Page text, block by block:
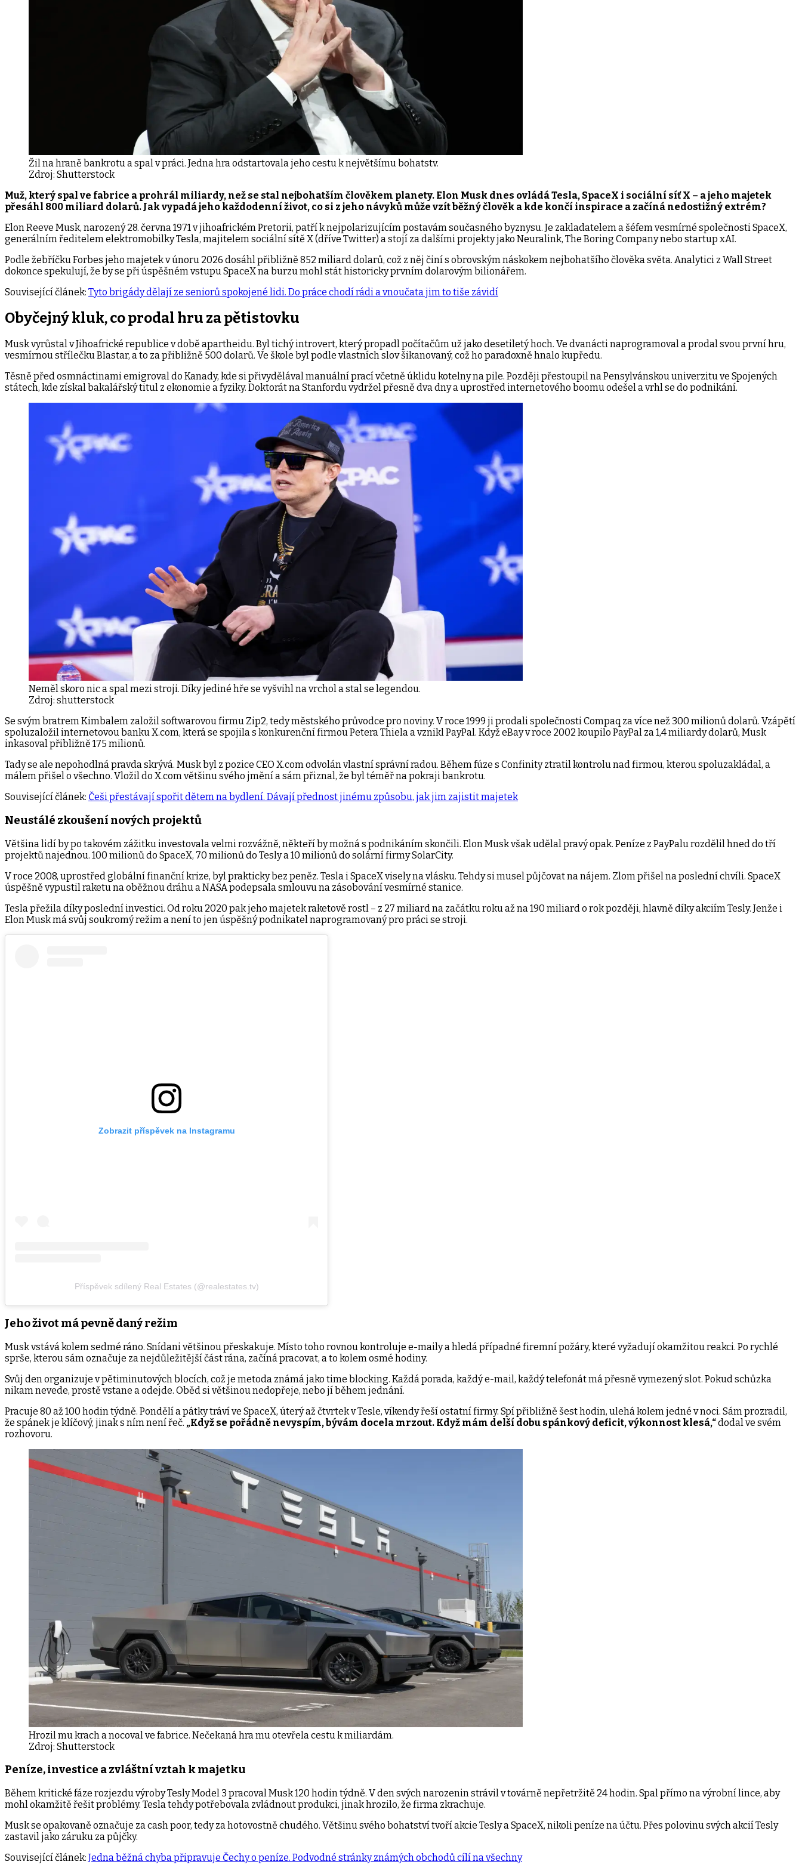
Žil na hraně bankrotu a spal v práci. Jedna hra odstartovala jeho cestu k největšímu bohatstv.
Zdroj: Shutterstock
Muž, který spal ve fabrice a prohrál miliardy, než se stal nejbohatším člověkem planety. Elon Musk dnes ovládá Tesla, SpaceX i sociální síť X – a jeho majetek
přesáhl 800 miliard dolarů. Jak vypadá jeho každodenní život, co si z jeho návyků může vzít běžný člověk a kde končí inspirace a začíná nedostižný extrém?
Elon Reeve Musk, narozený 28. června 1971 v jihoafrickém Pretorii, patří k nejpolarizujícím postavám současného byznysu. Je zakladatelem a šéfem vesmírné společnosti SpaceX,
generálním ředitelem elektromobilky Tesla, majitelem sociální sítě X (dříve Twitter) a stojí za dalšími projekty jako Neuralink, The Boring Company nebo startup xAI.
Podle žebříčku Forbes jeho majetek v únoru 2026 dosáhl přibližně 852 miliard dolarů, což z něj činí s obrovským náskokem nejbohatšího člověka světa. Analytici z Wall Street
dokonce spekulují, že by se při úspěšném vstupu SpaceX na burzu mohl stát historicky prvním dolarovým bilionářem.
Související článek: Tyto brigády dělají ze seniorů spokojené lidi. Do práce chodí rádi a vnoučata jim to tiše závidí
Obyčejný kluk, co prodal hru za pětistovku
Musk vyrůstal v Jihoafrické republice v době apartheidu. Byl tichý introvert, který propadl počítačům už jako desetiletý hoch. Ve dvanácti naprogramoval a prodal svou první hru,
vesmírnou střílečku Blastar, a to za přibližně 500 dolarů. Ve škole byl podle vlastních slov šikanovaný, což ho paradoxně hnalo kupředu.
Těsně před osmnáctinami emigroval do Kanady, kde si přivydělával manuální prací včetně úklidu kotelny na pile. Později přestoupil na Pensylvánskou univerzitu ve Spojených
státech, kde získal bakalářský titul z ekonomie a fyziky. Doktorát na Stanfordu vydržel přesně dva dny a uprostřed internetového boomu odešel a vrhl se do podnikání.
Neměl skoro nic a spal mezi stroji. Díky jediné hře se vyšvihl na vrchol a stal se legendou.
Zdroj: shutterstock
Se svým bratrem Kimbalem založil softwarovou firmu Zip2, tedy městského průvodce pro noviny. V roce 1999 ji prodali společnosti Compaq za více než 300 milionů dolarů. Vzápětí
spoluzaložil internetovou banku X.com, která se spojila s konkurenční firmou Petera Thiela a vznikl PayPal. Když eBay v roce 2002 koupilo PayPal za 1,4 miliardy dolarů, Musk
inkasoval přibližně 175 milionů.
Tady se ale nepohodlná pravda skrývá. Musk byl z pozice CEO X.com odvolán vlastní správní radou. Během fúze s Confinity ztratil kontrolu nad firmou, kterou spoluzakládal, a
málem přišel o všechno. Vložil do X.com většinu svého jmění a sám přiznal, že byl téměř na pokraji bankrotu.
Související článek: Češi přestávají spořit dětem na bydlení. Dávají přednost jinému způsobu, jak jim zajistit majetek
Neustálé zkoušení nových projektů
Většina lidí by po takovém zážitku investovala velmi rozvážně, někteří by možná s podnikáním skončili. Elon Musk však udělal pravý opak. Peníze z PayPalu rozdělil hned do tří
projektů najednou. 100 milionů do SpaceX, 70 milionů do Tesly a 10 milionů do solární firmy SolarCity.
V roce 2008, uprostřed globální finanční krize, byl prakticky bez peněz. Tesla i SpaceX visely na vlásku. Tehdy si musel půjčovat na nájem.​ Zlom přišel na poslední chvíli. SpaceX
úspěšně vypustil raketu na oběžnou dráhu a NASA podepsala smlouvu na zásobování vesmírné stanice.
Tesla přežila díky poslední investici. Od roku 2020 pak jeho majetek raketově rostl – z 27 miliard na začátku roku až na 190 miliard o rok později, hlavně díky akciím Tesly. Jenže i
Elon Musk má svůj soukromý režim a není to jen úspěšný podnikatel naprogramovaný pro práci se stroji.
Zobrazit příspěvek na Instagramu
Příspěvek sdílený Real Estates (@realestates.tv)
Jeho život má pevně daný režim
Musk vstává kolem sedmé ráno. Snídani většinou přeskakuje. Místo toho rovnou kontroluje e-maily a hledá případné firemní požáry, které vyžadují okamžitou reakci. Po rychlé
sprše, kterou sám označuje za nejdůležitější část rána, začíná pracovat, a to kolem osmé hodiny.
Svůj den organizuje v pětiminutových blocích, což je metoda známá jako time blocking. Každá porada, každý e-mail, každý telefonát má přesně vymezený slot. Pokud schůzka
nikam nevede, prostě vstane a odejde. Oběd si většinou nedopřeje, nebo jí během jednání.​
Pracuje 80 až 100 hodin týdně. Pondělí a pátky tráví ve SpaceX, úterý až čtvrtek v Tesle, víkendy řeší ostatní firmy. Spí přibližně šest hodin, ulehá kolem jedné v noci. Sám prozradil,
že spánek je klíčový, jinak s ním není řeč. „Když se pořádně nevyspím, bývám docela mrzout. Když mám delší dobu spánkový deficit, výkonnost klesá,“dodal ve svém
rozhovoru.
Hrozil mu krach a nocoval ve fabrice. Nečekaná hra mu otevřela cestu k miliardám.
Zdroj: Shutterstock
Peníze, investice a zvláštní vztah k majetku
Během kritické fáze rozjezdu výroby Tesly Model 3 pracoval Musk 120 hodin týdně. V den svých narozenin strávil v továrně nepřetržitě 24 hodin. Spal přímo na výrobní lince, aby
mohl okamžitě řešit problémy. Tesla tehdy potřebovala zvládnout produkci, jinak hrozilo, že firma zkrachuje.​
Musk se opakovaně označuje za cash poor, tedy za hotovostně chudého. Většinu svého bohatství tvoří akcie Tesly a SpaceX, nikoli peníze na účtu. Přes polovinu svých akcií Tesly
zastavil jako záruku za půjčky.
Související článek: Jedna běžná chyba připravuje Čechy o peníze. Podvodné stránky známých obchodů cílí na všechny